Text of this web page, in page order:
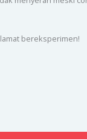
bereksperimen!